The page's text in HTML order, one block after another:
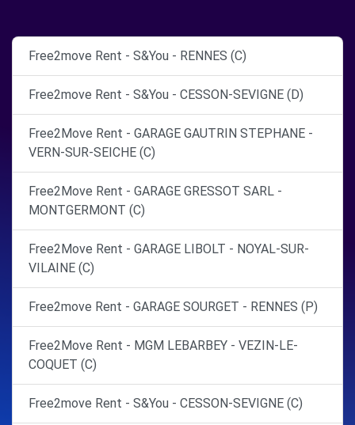
Free2move Rent - S&You - RENNES (C)
Free2move Rent - S&You - CESSON-SEVIGNE (D)
Free2Move Rent - GARAGE GAUTRIN STEPHANE -
VERN-SUR-SEICHE (C)
Free2Move Rent - GARAGE GRESSOT SARL -
MONTGERMONT (C)
Free2Move Rent - GARAGE LIBOLT - NOYAL-SUR-
VILAINE (C)
Free2move Rent - GARAGE SOURGET - RENNES (P)
Free2Move Rent - MGM LEBARBEY - VEZIN-LE-
COQUET (C)
Free2move Rent - S&You - CESSON-SEVIGNE (C)